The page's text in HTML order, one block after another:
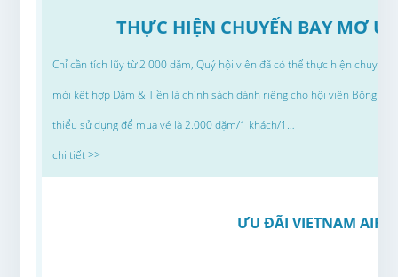
THỰC HIỆN CHUYẾN BAY MƠ
Chỉ cần tích lũy từ 2.000 dặm, Quý hội viên đã có thể thực hiện chuyến
mới kết hợp Dặm & Tiền là chính sách dành riêng cho hội viên Bông
thiểu sử dụng để mua vé là 2.000 dặm/1 khách/1…
chi tiết >>
ƯU ĐÃI VIETNAM